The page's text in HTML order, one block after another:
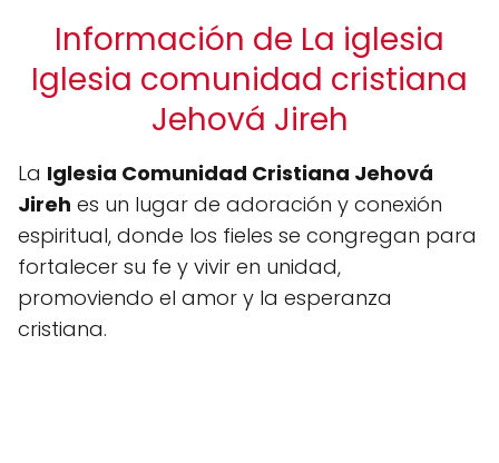
Información de La iglesia
Iglesia comunidad cristiana
Jehová Jireh
La Iglesia Comunidad Cristiana Jehová
Jireh es un lugar de adoración y conexión
espiritual, donde los fieles se congregan para
fortalecer su fe y vivir en unidad,
promoviendo el amor y la esperanza
cristiana.